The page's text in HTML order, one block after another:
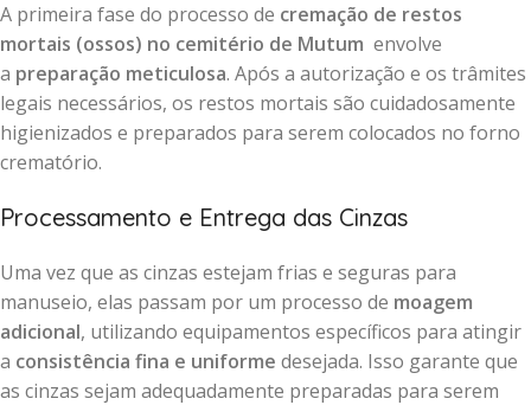
A primeira fase do processo de cremação de restos
mortais (ossos) no cemitério de Mutum envolve
a preparação meticulosa. Após a autorização e os trâmites
legais necessários, os restos mortais são cuidadosamente
higienizados e preparados para serem colocados no forno
crematório.
Processamento e Entrega das Cinzas
Uma vez que as cinzas estejam frias e seguras para
manuseio, elas passam por um processo de moagem
adicional, utilizando equipamentos específicos para atingir
a consistência fina e uniforme desejada. Isso garante que
as cinzas sejam adequadamente preparadas para serem